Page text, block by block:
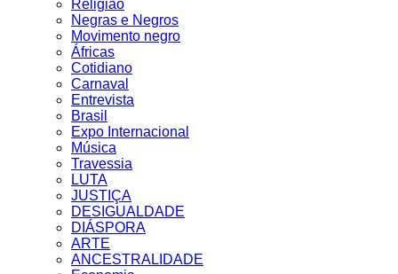
Religião
Negras e Negros
Movimento negro
Áfricas
Cotidiano
Carnaval
Entrevista
Brasil
Expo Internacional
Música
Travessia
LUTA
JUSTIÇA
DESIGUALDADE
DIÁSPORA
ARTE
ANCESTRALIDADE